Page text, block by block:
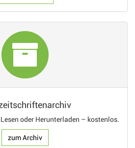
oder Herunterladen – kostenlos.
zum Archiv